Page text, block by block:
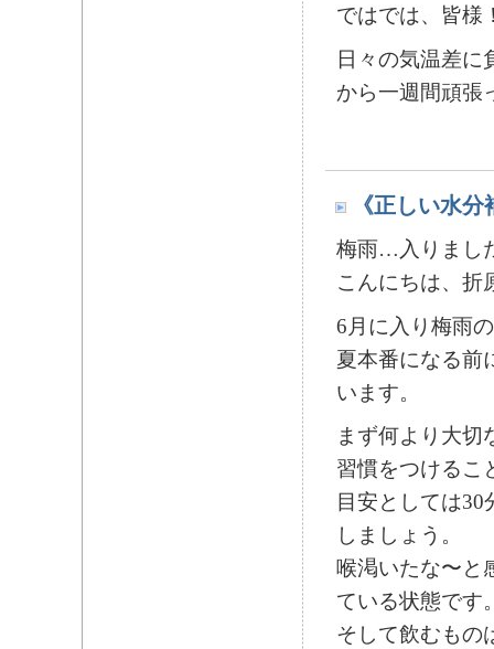
ではでは、皆様
日々の気温差に
から一週間頑張
《正しい水分
梅雨…入りまし
こんにちは、折
6月に入り梅雨
夏本番になる前
います。
まず何より大切
習慣をつけるこ
目安としては
しましょう。
喉渇いたな〜と
ている状態です
そして飲むもの